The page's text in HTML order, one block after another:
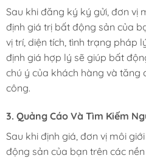
Sau khi đăng ký ký gửi, đơn vị
định giá trị bất động sản của
vị trí, diện tích, tình trạng pháp
định giá hợp lý sẽ giúp bất
chú ý của khách hàng và tăng
công.
3. Quảng Cáo Và Tìm Kiếm
Sau khi định giá, đơn vị môi
động sản của bạn trên các